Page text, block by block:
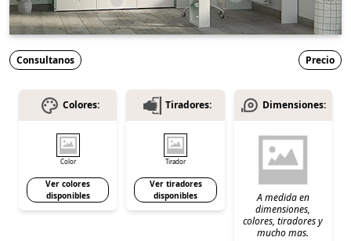
Consultanos Precio
Colores:
Color
Ver colores
disponibles
Tiradores:
Tirador
Ver tiradores
disponibles
Dimensiones:
A medida en
dimensiones,
colores, tiradores y
mucho mas.